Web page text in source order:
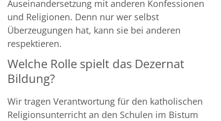
Auseinandersetzung mit anderen Konfessionen
und Religionen. Denn nur wer selbst
Überzeugungen hat, kann sie bei anderen
respektieren.
Welche Rolle spielt das Dezernat
Bildung?
Wir tragen Verantwortung für den katholischen
Religionsunterricht an den Schulen im Bistum